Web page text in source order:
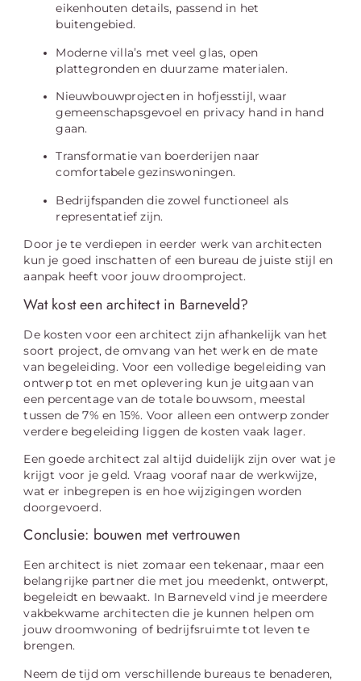
eikenhouten details, passend in het
buitengebied.
Moderne villa’s met veel glas, open
plattegronden en duurzame materialen.
Nieuwbouwprojecten in hofjesstijl, waar
gemeenschapsgevoel en privacy hand in hand
gaan.
Transformatie van boerderijen naar
comfortabele gezinswoningen.
Bedrijfspanden die zowel functioneel als
representatief zijn.
Door je te verdiepen in eerder werk van architecten
kun je goed inschatten of een bureau de juiste stijl en
aanpak heeft voor jouw droomproject.
Wat kost een architect in Barneveld?
De kosten voor een architect zijn afhankelijk van het
soort project, de omvang van het werk en de mate
van begeleiding. Voor een volledige begeleiding van
ontwerp tot en met oplevering kun je uitgaan van
een percentage van de totale bouwsom, meestal
tussen de 7% en 15%. Voor alleen een ontwerp zonder
verdere begeleiding liggen de kosten vaak lager.
Een goede architect zal altijd duidelijk zijn over wat je
krijgt voor je geld. Vraag vooraf naar de werkwijze,
wat er inbegrepen is en hoe wijzigingen worden
doorgevoerd.
Conclusie: bouwen met vertrouwen
Een architect is niet zomaar een tekenaar, maar een
belangrijke partner die met jou meedenkt, ontwerpt,
begeleidt en bewaakt. In Barneveld vind je meerdere
vakbekwame architecten die je kunnen helpen om
jouw droomwoning of bedrijfsruimte tot leven te
brengen.
Neem de tijd om verschillende bureaus te benaderen,